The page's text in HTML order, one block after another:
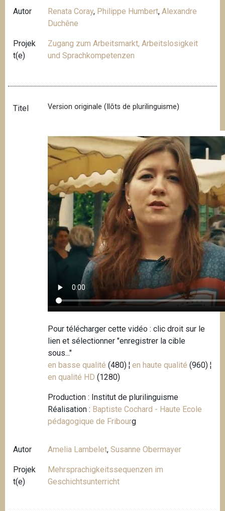
Autor Renata Coray, Philippe Humbert,Alexandre
Duchêne
Projek
t(e)
Zugang zum Arbeitsmarkt, Arbeitslosigkeit
und Sprachkompetenzen
Titel Version originale (Ilôts de plurilinguisme)
Pour télécharger cette vidéo : clic droit sur le
lien et sélectionner "enregistrer la cible
sous..."
en basse qualité (480) ¦en haute qualité (960) ¦
en qualité HD (1280)
Production : Institut de plurilinguisme
Réalisation : Baptiste Cochard - Haute Ecole
pédagogique de Fribourg
Autor Amelia Lambelet,Susanne Obermayer
Projek
t(e)
Mehrsprachigkeitssequenzen im
Geschichtsunterricht